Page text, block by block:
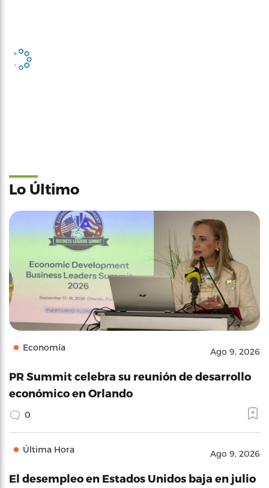
Lo Último
Economía Ago 9, 2026
PR Summit celebra su reunión de desarrollo
económico en Orlando
0
Última Hora Ago 9, 2026
El desempleo en Estados Unidos baja en julio